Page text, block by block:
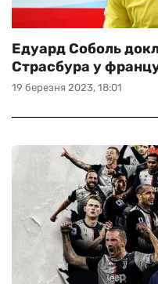
19 березня 2023, 18:01
Едуард Соболь
Страсбура у